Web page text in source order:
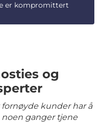
er kompromittert
og
kunder har å
ganger tjene